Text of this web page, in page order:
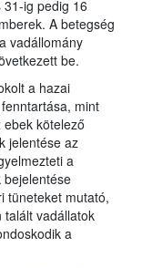
ig pedig 16
A betegség
vadállomány
be.
a hazai
mint
kötelező
jelentése az
a
bejelentése
tüneteket mutató,
talált vadállatok
a